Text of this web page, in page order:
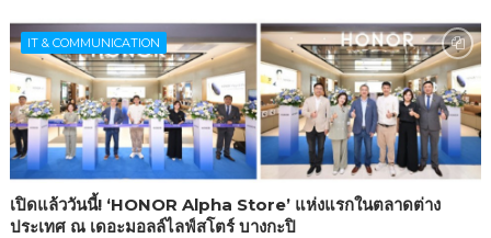
IT & COMMUNICATION
เปิดแล้ววันนี้! ‘HONOR Alpha Store’ แห่งแรกในตลาดต่าง
ประเทศ ณ เดอะมอลล์ไลฟ์สโตร์ บางกะปิ